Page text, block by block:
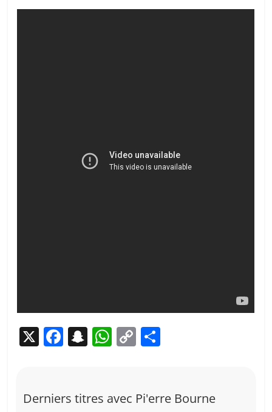
X F
e
S
p
W
s
C
y g
Derniers titres avec Pi'erre Bourne